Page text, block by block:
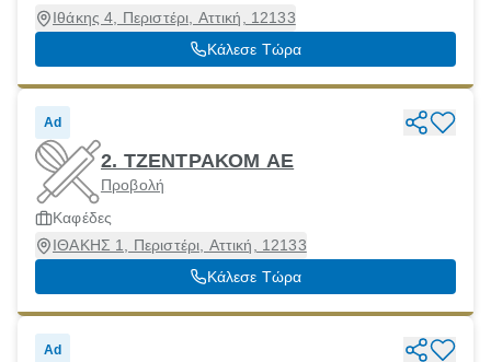
Ιθάκης 4, Περιστέρι, Αττική, 12133
Κάλεσε Τώρα
Ad
2. ΤΖΕΝΤΡΑΚΟΜ ΑΕ
Προβολή
Καφέδες
ΙΘΑΚΗΣ 1, Περιστέρι, Αττική, 12133
Κάλεσε Τώρα
Ad